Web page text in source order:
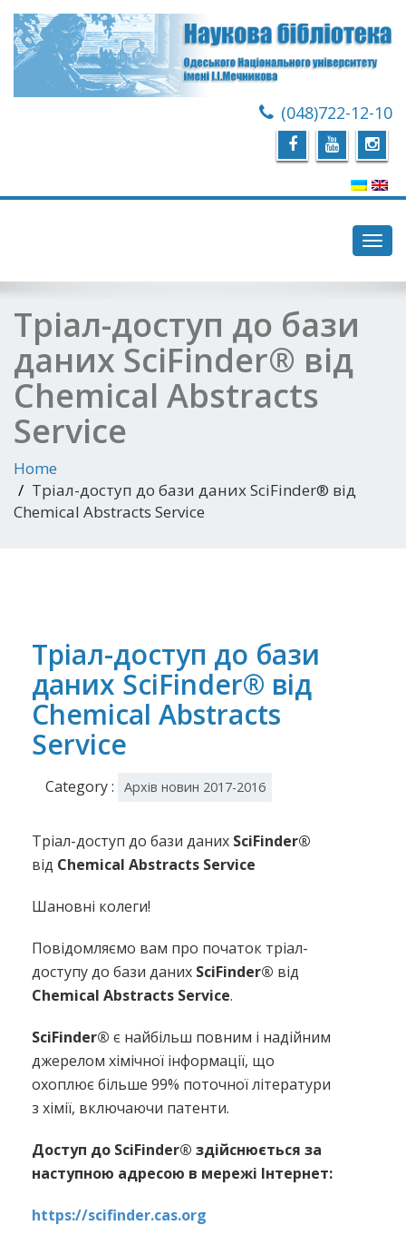
(048)722-12-10
Тріал-доступ до бази
даних SciFinder® від
Chemical Abstracts
Service
Home
Тріал-доступ до бази даних SciFinder® від
Chemical Abstracts Service
Тріал-доступ до бази
даних SciFinder® від
Chemical Abstracts
Service
Category : Архів новин 2017-2016
Тріал-доступ до бази даних SciFinder®
від Chemical Abstracts Service
Шановні колеги!
Повідомляємо вам про початок тріал-
доступу до бази даних SciFinder® від
Chemical Abstracts Service.
SciFinder® є найбільш повним і надійним
джерелом хімічної інформації, що
охоплює більше 99% поточної літератури
з хімії, включаючи патенти.
Доступ до SciFinder® здійснюється за
наступною адресою в мережі Інтернет:
https://scifinder.cas.org